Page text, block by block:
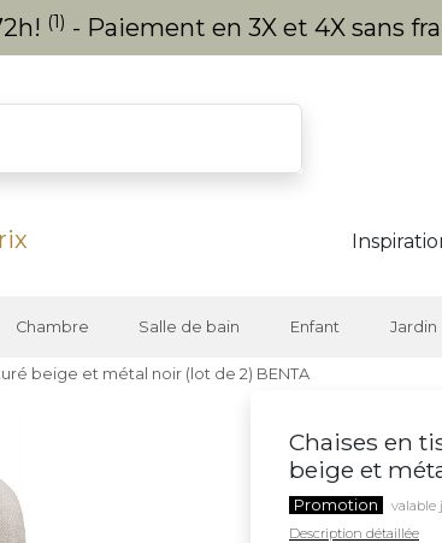
(1) - Paiement en 3X et 4X sans
Chambre Salle de bain Enfant Jardin
beige et métal noir (lot de 2) BENTA
Chaises en
beige et
Promotion
valable
Description détaillée